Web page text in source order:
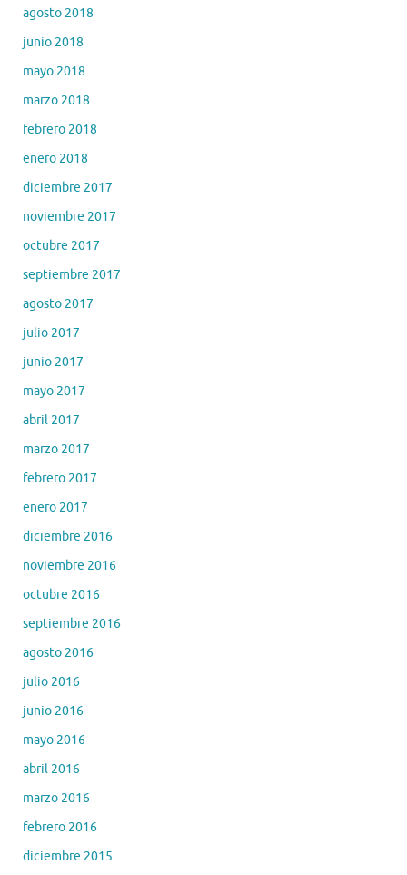
agosto 2018
junio 2018
mayo 2018
marzo 2018
febrero 2018
enero 2018
diciembre 2017
noviembre 2017
octubre 2017
septiembre 2017
agosto 2017
julio 2017
junio 2017
mayo 2017
abril 2017
marzo 2017
febrero 2017
enero 2017
diciembre 2016
noviembre 2016
octubre 2016
septiembre 2016
agosto 2016
julio 2016
junio 2016
mayo 2016
abril 2016
marzo 2016
febrero 2016
diciembre 2015